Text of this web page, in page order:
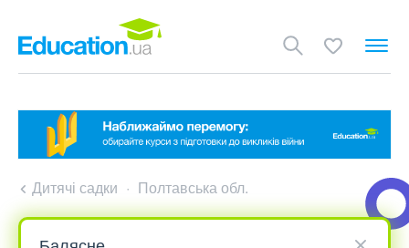
Дитячі садки Полтавська обл.